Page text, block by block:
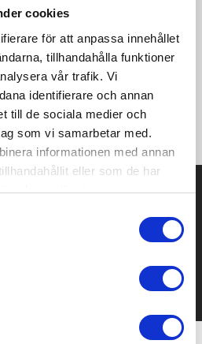
cookies
för att anpassa innehållet
tillhandahålla funktioner
vår trafik. Vi
identifierare och annan
till de sociala medier och
som vi samarbetar med.
informationen med annan
eller som de har
deras tjänster.
Pristabell
bomull ·Fodrad huva i samma
·Hellång dragkedja ·Nack-
axel ·Mudd och fåll
runt ärmhål och ficka ·Dubbel
upp till 60 ° C.
på mailen?
förslag på produkt och pris över